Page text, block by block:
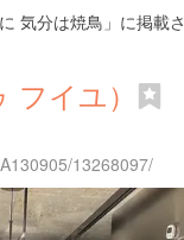
気分は焼鳥」に掲載
イユ）
13268097/